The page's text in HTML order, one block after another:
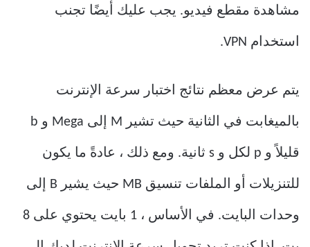
مشاهدة مقطع فيديو. يجب عليك أيضًا تجنب
استخدام VPN.
يتم عرض معظم نتائج اختبار سرعة الإنترنت
بالميغابت في الثانية حيث تشير M إلى Mega و b
قليلاً و p لكل و s ثانية. ومع ذلك ، عادةً ما يكون
للتنزيلات أو الملفات تنسيق MB حيث يشير B إلى
وحدات البايت. في الأساس ، 1 بايت يحتوي على 8